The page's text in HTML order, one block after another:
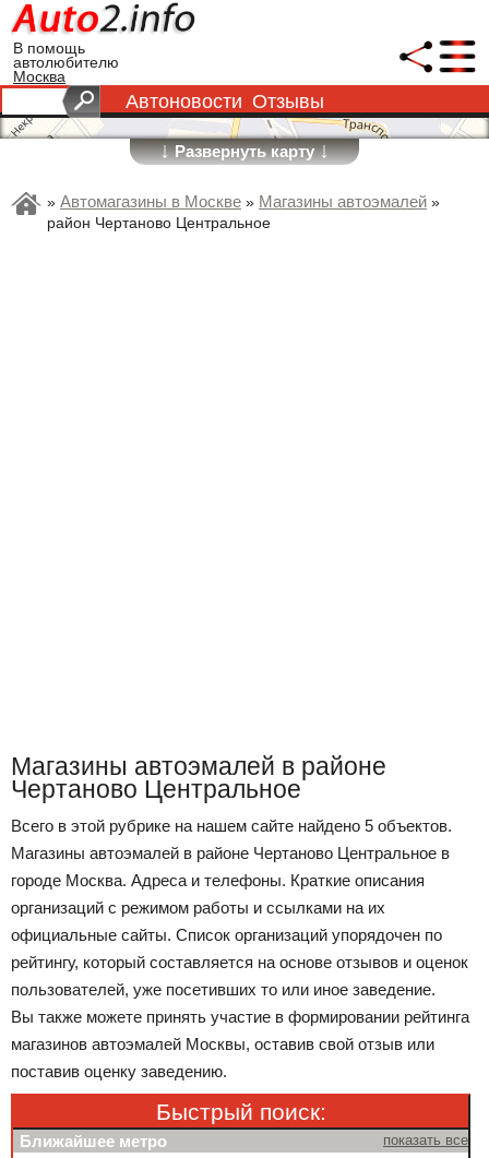
В помощь
автолюбителю
Москва
Автоновости Отзывы
↓Развернуть карту↓
» Автомагазины в Москве » Магазины автоэмалей »
район Чертаново Центральное
Магазины автоэмалей в районе
Чертаново Центральное
Всего в этой рубрике на нашем сайте найдено 5 объектов.
Магазины автоэмалей в районе Чертаново Центральное в
городе Москва. Адреса и телефоны. Краткие описания
организаций с режимом работы и ссылками на их
официальные сайты. Список организаций упорядочен по
рейтингу, который составляется на основе отзывов и оценок
пользователей, уже посетивших то или иное заведение.
Вы также можете принять участие в формировании рейтинга
магазинов автоэмалей Москвы, оставив свой отзыв или
поставив оценку заведению.
Быстрый поиск:
Ближайшее метро показать все